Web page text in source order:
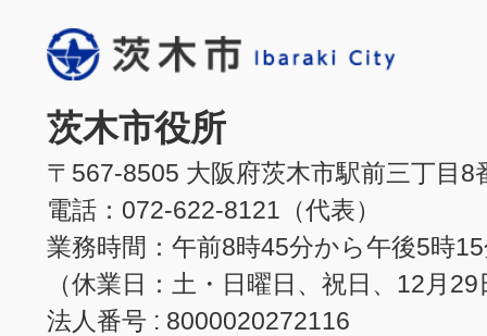
茨木市役所
〒567-8505 大阪府茨木市駅前三丁目8
電話：072-622-8121（代表）
業務時間：午前8時45分から午後5時
（休業日：土・日曜日、祝日、12月
法人番号 : 8000020272116